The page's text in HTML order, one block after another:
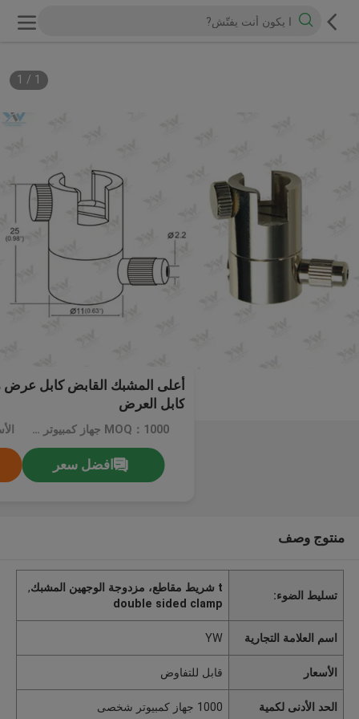
1
/
1
أعلى المشبك القابض كابل عرض
كابل العرض
MOQ：1000 جهاز كمبيوتر شخصى
افضل سعر
منتوج وصف
تسليط الضوء:
t شريط مقاطع، مزدوجة الوجهين المشبك
,
double sided clamp
اسم العلامة التجارية YW
الأسعار قابل للتفاوض
الحد الأدنى لكمية 1000 جهاز كمبيوتر شخصى